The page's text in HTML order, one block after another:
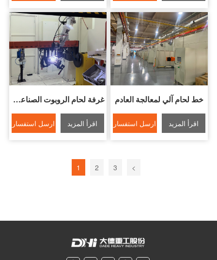
خط لحام آلي لمعالجة العادم
اقرأ المزيد ارسل استفسار
غرفة لحام الروبوت الصناعة التنقية
اقرأ المزيد ارسل استفسار
1 2 3 >